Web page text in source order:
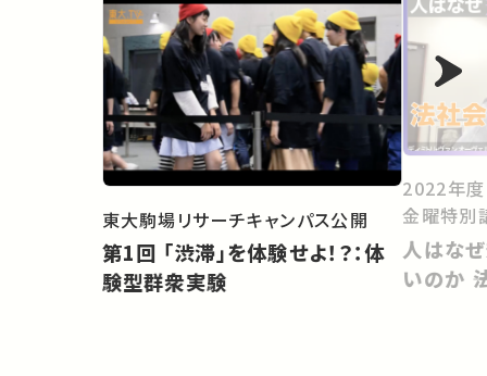
東大駒場リサーチキャンパス公開
第1回 「渋滞」を体験せよ！？：体
験型群衆実験
2022年度
金曜特別
人はな
いのか